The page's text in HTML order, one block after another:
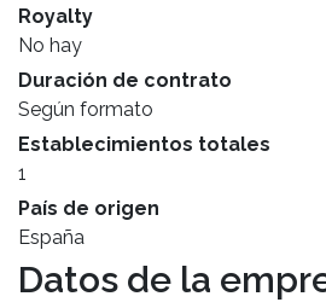
Royalty
No hay
Duración de contrato
Según formato
Establecimientos totales
1
País de origen
España
Datos de la